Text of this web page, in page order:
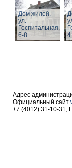
Дом жилой,
ул.
Госпитальная,
6-8
4
Адрес
Официальный сайт
+7 (4012) 31-10-31,